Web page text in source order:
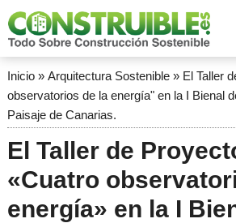
Inicio» Arquitectura Sostenible» El Taller
observatorios de la energía" en la I Bienal
Paisaje de Canarias.
El Taller de
«Cuatro
energía» en la I